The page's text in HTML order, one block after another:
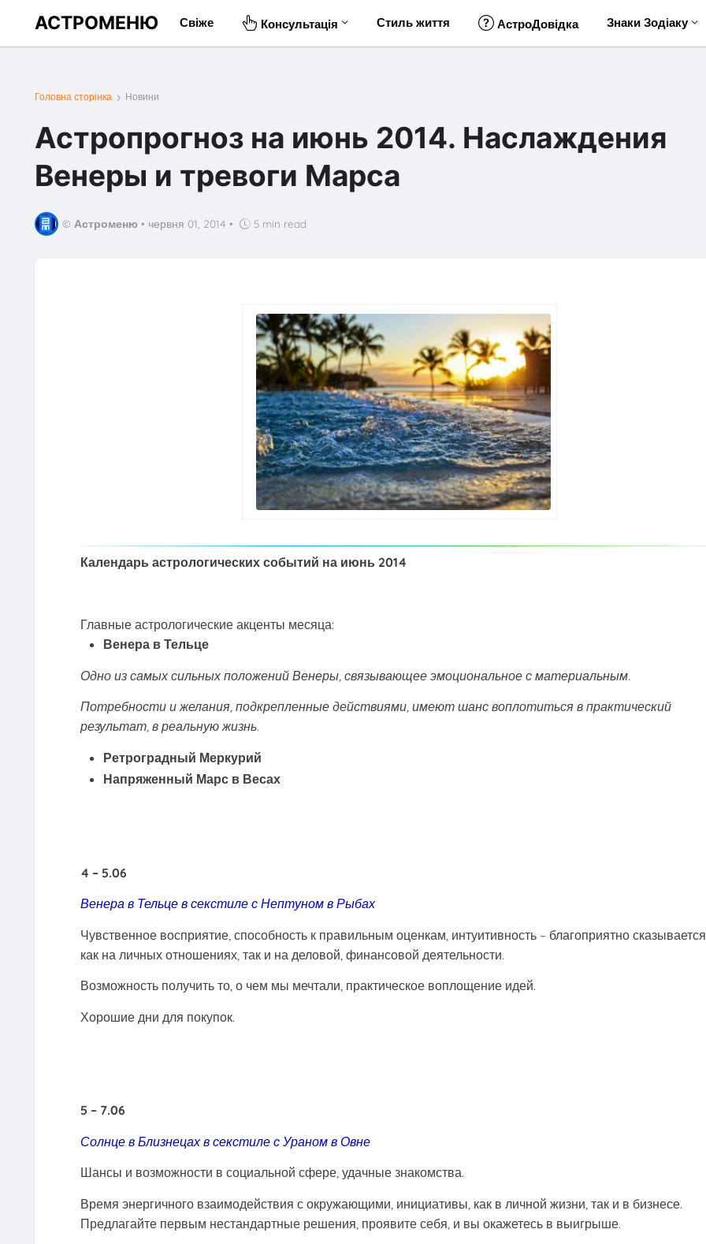
АСТРОМЕНЮ Свіже Консультація Стиль життя АстроДовідка Знаки Зодіаку
Головна сторінка Новини
Астропрогноз на июнь 2014. Наслаждения
Венеры и тревоги Марса
© Астроменю • червня 01, 2014 • 5 min read
Календарь астрологических событий на июнь 2014
Главные астрологические акценты месяца:
Венера в Тельце
Одно из самых сильных положений Венеры, связывающее эмоциональное с материальным.
Потребности и желания, подкрепленные действиями, имеют шанс воплотиться в практический
результат, в реальную жизнь.
Ретроградный Меркурий
Напряженный Марс в Весах
4 – 5.06
Венера в Тельце в секстиле с Нептуном в Рыбах
Чувственное восприятие, способность к правильным оценкам, интуитивность – благоприятно сказывается
как на личных отношениях, так и на деловой, финансовой деятельности.
Возможность получить то, о чем мы мечтали, практическое воплощение идей.
Хорошие дни для покупок.
5 – 7.06
Солнце в Близнецах в секстиле с Ураном в Овне
Шансы и возможности в социальной сфере, удачные знакомства.
Время энергичного взаимодействия с окружающими, инициативы, как в личной жизни, так и в бизнесе.
Предлагайте первым нестандартные решения, проявите себя, и вы окажетесь в выигрыше.